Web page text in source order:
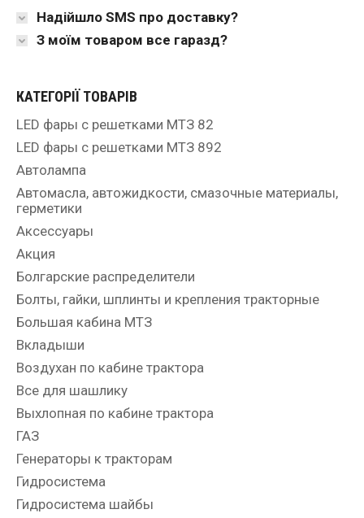
Надійшло SMS про доставку?
З моїм товаром все гаразд?
КАТЕГОРІЇ ТОВАРІВ
LED фары с решетками МТЗ 82
LED фары с решетками МТЗ 892
Автолампа
Автомасла, автожидкости, смазочные материалы,
герметики
Аксессуары
Акция
Болгарские распределители
Болты, гайки, шплинты и крепления тракторные
Большая кабина МТЗ
Вкладыши
Воздухан по кабине трактора
Все для шашлику
Выхлопная по кабине трактора
ГАЗ
Генераторы к тракторам
Гидросистема
Гидросистема шайбы